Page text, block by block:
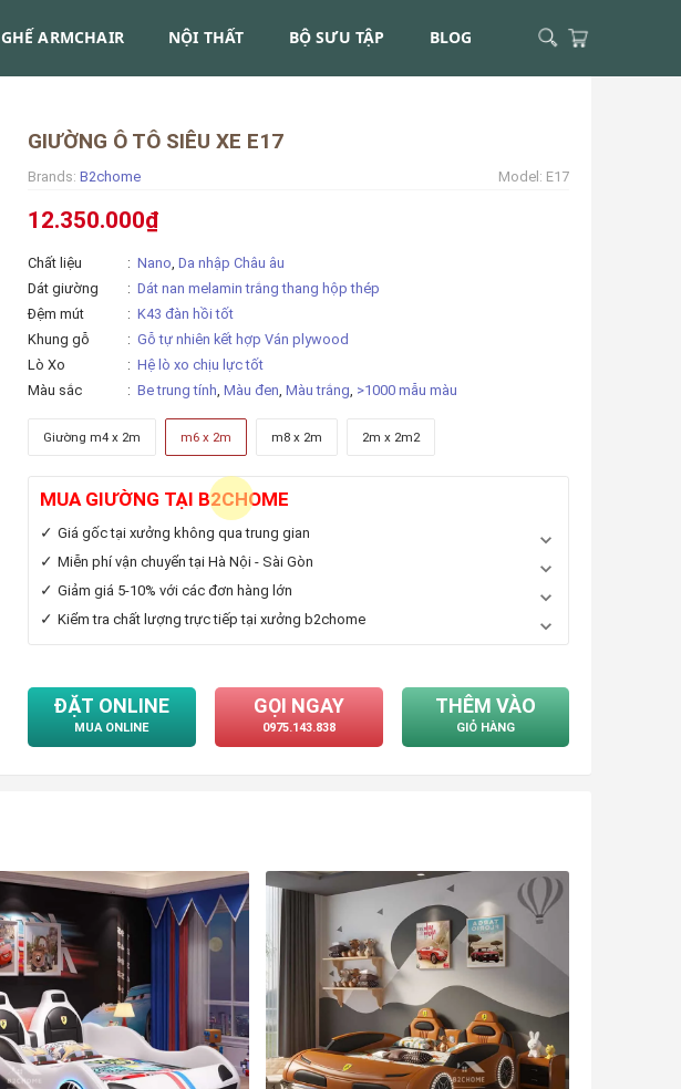
GHẾ ARMCHAIR NỘI THẤT BỘ SƯU TẬP BLOG
GIƯỜNG Ô TÔ SIÊU XE E17
Brands:B2chome Model: E17
12.350.000₫
Chất liệu Nano,Da nhập Châu âu
Dát giường
Dát nan melamin trắng thang hộp thép
Đệm mút
K43 đàn hồi tốt
Khung gỗ
Gỗ tự nhiên kết hợp Ván plywood
Lò Xo
Hệ lò xo chịu lực tốt
Màu sắc
Be trung tính,Màu đen,Màu trắng, >1000 mẫu màu
Giường m4 x 2m m6 x 2m m8 x 2m 2m x 2m2
MUA GIƯỜNG TẠI B2CHOME
Giá gốc tại xưởng không qua trung gian
Miễn phí vận chuyển tại Hà Nội - Sài Gòn
Giảm giá 5-10% với các đơn hàng lớn
Kiểm tra chất lượng trực tiếp tại xưởng b2chome
ĐẶT ONLINE
MUA ONLINE
GỌI NGAY
0975.143.838
THÊM VÀO
GIỎ HÀNG